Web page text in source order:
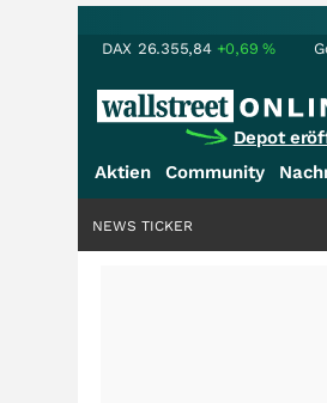
DAX 26.355,84 +0,69%
Depot
Aktien Community
NEWS TICKER